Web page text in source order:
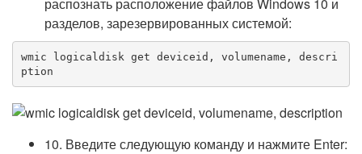
разделов, зарезервированных системой:
wmic logicaldisk get deviceid, volumename, descri
ption
10. Введите следующую команду и нажмите Enter: